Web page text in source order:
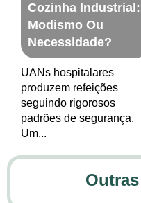
Cozinha Industrial:
Modismo Ou
Necessidade?
UANs hospitalares
produzem refeições
seguindo rigorosos
padrões de segurança.
Um...